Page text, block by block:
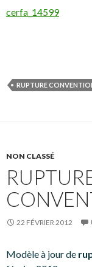
cerfa_14599
RUPTURE
NON CLASSÉ
22 FÉVRIER 2012
Modèle à jour de